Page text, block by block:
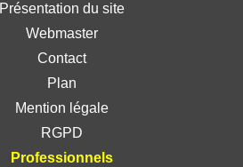
Présentation du site
Webmaster
Contact
Plan
Mention légale
RGPD
Professionnels